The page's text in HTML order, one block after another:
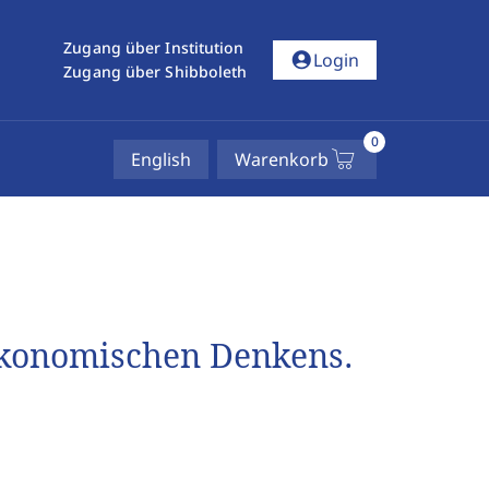
Zugang über Institution
Zugang über Shibboleth
account_circleLogin
English Warenkorb
0
Denkens.